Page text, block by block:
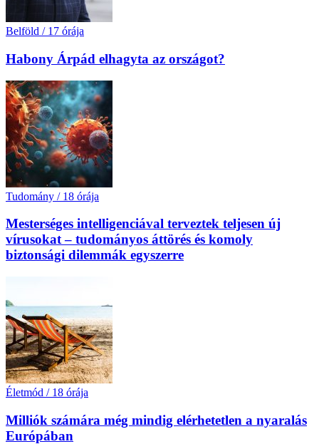
Belföld / 17 órája
Habony Árpád elhagyta az országot?
Tudomány / 18 órája
Mesterséges intelligenciával terveztek teljesen új
vírusokat – tudományos áttörés és komoly
biztonsági dilemmák egyszerre
Életmód / 18 órája
Milliók számára még mindig elérhetetlen a nyaralás
Európában